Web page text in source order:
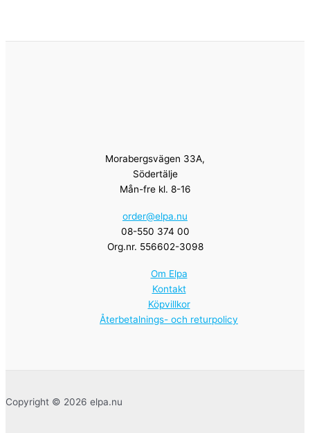
Morabergsvägen 33A,
Södertälje
Mån-fre kl. 8-16
order@elpa.nu
08-550 374 00
Org.nr. 556602-3098
Om Elpa
Kontakt
Köpvillkor
Återbetalnings- och returpolicy
Copyright © 2026 elpa.nu